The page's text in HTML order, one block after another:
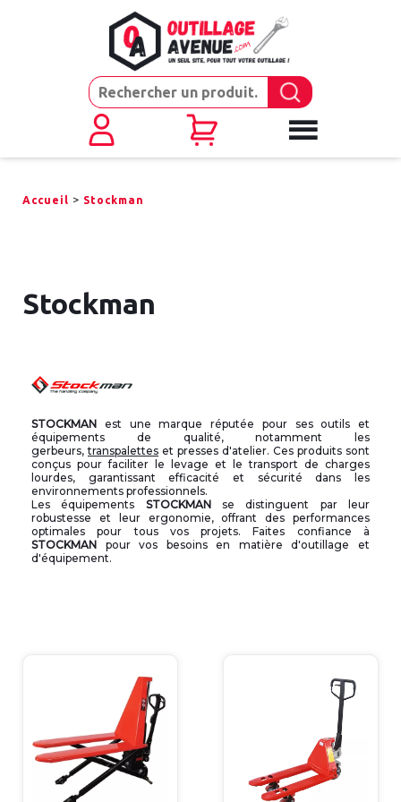
Accueil > Stockman
Stockman
STOCKMAN est une marque réputée pour ses outils et
équipements de qualité, notamment les
gerbeurs,transpalettes et presses d'atelier. Ces produits sont
conçus pour faciliter le levage et le transport de charges
lourdes, garantissant efficacité et sécurité dans les
environnements professionnels.
Les équipements STOCKMAN se distinguent par leur
robustesse et leur ergonomie, offrant des performances
optimales pour tous vos projets. Faites confiance à
STOCKMAN pour vos besoins en matière d'outillage et
d'équipement.